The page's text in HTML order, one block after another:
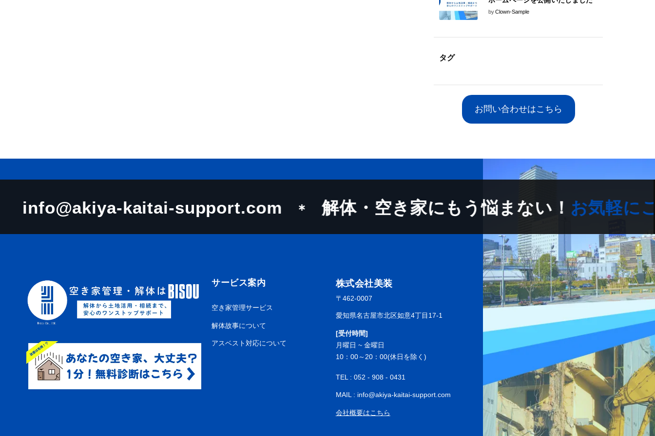
by Clown-Sample
タグ
お問い合わせはこちら
info@akiya-kaitai-support.com 解体・空き家にもう悩まない！ お気軽にご
サービス案内
空き家管理サービス
解体故事について
アスベスト対応について
株式会社美装
〒462-0007
愛知県名古屋市北区如意4丁目17-1
[受付時間]
月曜日 ~ 金曜日
10：00～20：00(休日を除く)
TEL : 052 - 908 - 0431
MAIL : info@akiya-kaitai-support.com
会社概要はこちら